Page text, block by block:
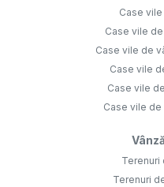
Case
Case vile
Case vile de
Case vile
Case vile
Case vile
Terenuri
Terenuri